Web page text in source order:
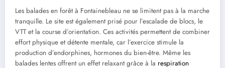
Les balades en forêt à Fontainebleau ne se limitent pas à la marche
tranquille. Le site est également prisé pour l’escalade de blocs, le
VTT et la course d’orientation. Ces activités permettent de combiner
effort physique et détente mentale, car l’exercice stimule la
production d’endorphines, hormones du bien-être. Même les
balades lentes offrent un effet relaxant grâce à la respiration